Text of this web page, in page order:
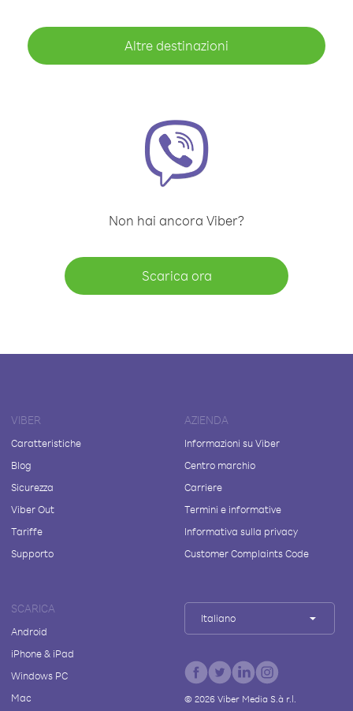
Altre destinazioni
Non hai ancora Viber?
Scarica ora
VIBER
Caratteristiche
Blog
Sicurezza
Viber Out
Tariffe
Supporto
AZIENDA
Informazioni su Viber
Centro marchio
Carriere
Termini e informative
Informativa sulla privacy
Customer Complaints Code
SCARICA
Android
iPhone & iPad
Windows PC
Mac
Italiano
© 2026Viber Media S.à r.l.